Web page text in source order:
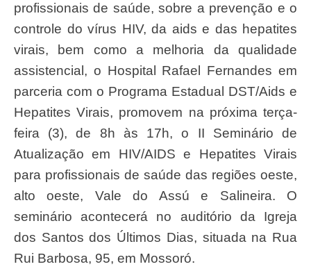
profissionais de saúde, sobre a prevenção e o
controle do vírus HIV, da aids e das hepatites
virais, bem como a melhoria da qualidade
assistencial, o Hospital Rafael Fernandes em
parceria com o Programa Estadual DST/Aids e
Hepatites Virais, promovem na próxima terça-
feira (3), de 8h às 17h, o II Seminário de
Atualização em HIV/AIDS e Hepatites Virais
para profissionais de saúde das regiões oeste,
alto oeste, Vale do Assú e Salineira. O
seminário acontecerá no auditório da Igreja
dos Santos dos Últimos Dias, situada na Rua
Rui Barbosa, 95, em Mossoró.